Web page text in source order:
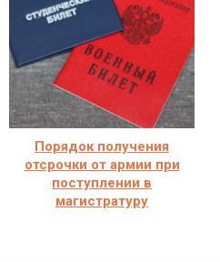
Порядок получения
отсрочки от армии при
поступлении в
магистратуру